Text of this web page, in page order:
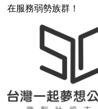
在服務弱勢族群！